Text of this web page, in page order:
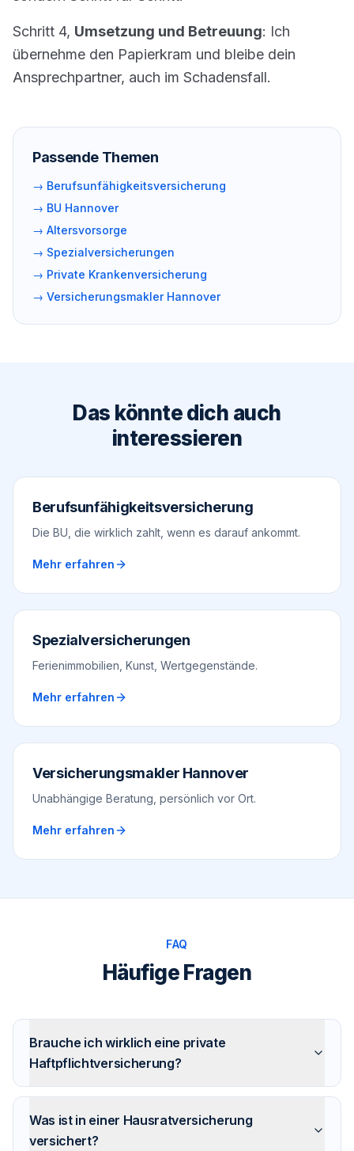
Schritt 4, Umsetzung und Betreuung: Ich
übernehme den Papierkram und bleibe dein
Ansprechpartner, auch im Schadensfall.
Passende Themen
→ Berufsunfähigkeitsversicherung
→ BU Hannover
→ Altersvorsorge
→ Spezialversicherungen
→ Private Krankenversicherung
→ Versicherungsmakler Hannover
Das könnte dich auch
interessieren
Berufsunfähigkeitsversicherung
Die BU, die wirklich zahlt, wenn es darauf ankommt.
Mehr erfahren
Spezialversicherungen
Ferienimmobilien, Kunst, Wertgegenstände.
Mehr erfahren
Versicherungsmakler Hannover
Unabhängige Beratung, persönlich vor Ort.
Mehr erfahren
FAQ
Häufige Fragen
Brauche ich wirklich eine private
Haftpflichtversicherung?
Was ist in einer Hausratversicherung
versichert?